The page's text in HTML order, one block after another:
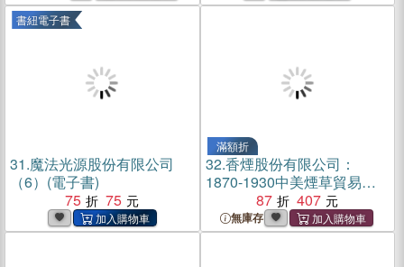
書紐電子書
31.魔法光源股份有限公司
（6）(電子書)
75
75
滿額折
32.香煙股份有限公司：
1870-1930中美煙草貿易研
究（簡體書）
87 407
無庫存